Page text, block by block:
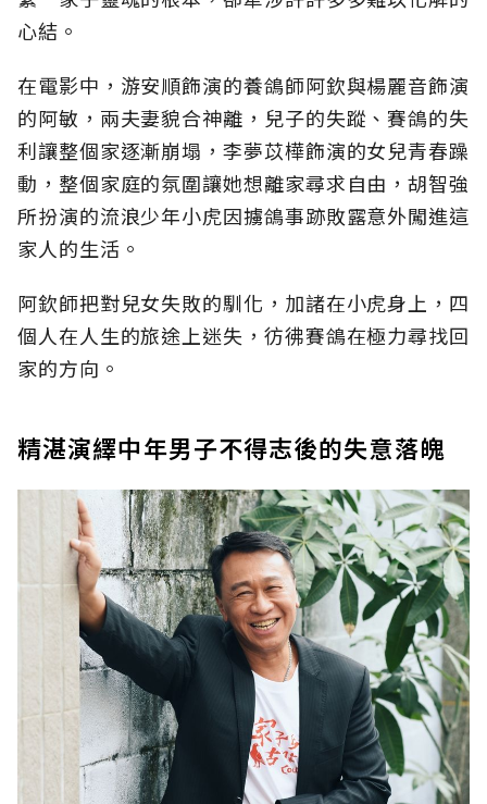
心結。
在電影中，游安順飾演的養鴿師阿欽與楊麗音飾演
的阿敏，兩夫妻貌合神離，兒子的失蹤、賽鴿的失
利讓整個家逐漸崩塌，李夢苡樺飾演的女兒青春躁
動，整個家庭的氛圍讓她想離家尋求自由，胡智強
所扮演的流浪少年小虎因擄鴿事跡敗露意外闖進這
家人的生活。
阿欽師把對兒女失敗的馴化，加諸在小虎身上，四
個人在人生的旅途上迷失，彷彿賽鴿在極力尋找回
家的方向。
精湛演繹中年男子不得志後的失意落魄